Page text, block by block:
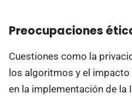
Preocupaciones
Cuestiones como la
los algoritmos y el
en la implementación de la